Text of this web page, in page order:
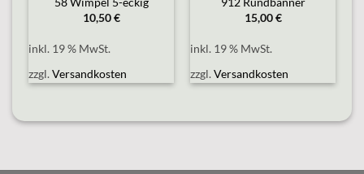
58 Wimpel 5-eckig
10,50€
inkl. 19 % MwSt.
zzgl.Versandkosten
912 Rundbanner
15,00€
inkl. 19 % MwSt.
zzgl.Versandkosten